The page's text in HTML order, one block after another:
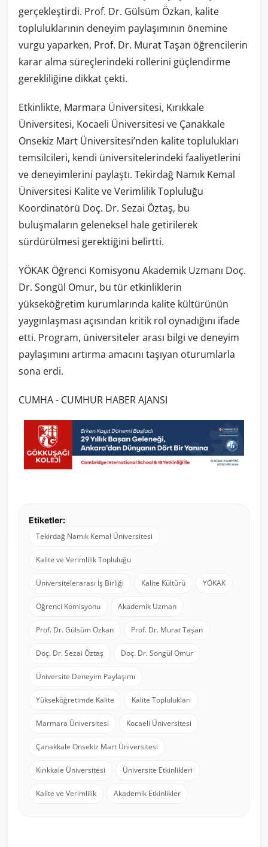
gerçekleştirdi. Prof. Dr. Gülsüm Özkan, kalite
topluluklarının deneyim paylaşımının önemine
vurgu yaparken, Prof. Dr. Murat Taşan öğrencilerin
karar alma süreçlerindeki rollerini güçlendirme
gerekliliğine dikkat çekti.
Etkinlikte, Marmara Üniversitesi, Kırıkkale
Üniversitesi, Kocaeli Üniversitesi ve Çanakkale
Onsekiz Mart Üniversitesi’nden kalite toplulukları
temsilcileri, kendi üniversitelerindeki faaliyetlerini
ve deneyimlerini paylaştı. Tekirdağ Namık Kemal
Üniversitesi Kalite ve Verimlilik Topluluğu
Koordinatörü Doç. Dr. Sezai Öztaş, bu
buluşmaların geleneksel hale getirilerek
sürdürülmesi gerektiğini belirtti.
YÖKAK Öğrenci Komisyonu Akademik Uzmanı Doç.
Dr. Songül Omur, bu tür etkinliklerin
yükseköğretim kurumlarında kalite kültürünün
yaygınlaşması açısından kritik rol oynadığını ifade
etti. Program, üniversiteler arası bilgi ve deneyim
paylaşımını artırma amacını taşıyan oturumlarla
sona erdi.
CUMHA - CUMHUR HABER AJANSI
Etiketler:
Tekirdağ Namık Kemal Üniversitesi
Kalite ve Verimlilik Topluluğu
Üniversitelerarası İş Birliği Kalite Kültürü YÖKAK
Öğrenci Komisyonu Akademik Uzman
Prof. Dr. Gülsüm Özkan Prof. Dr. Murat Taşan
Doç. Dr. Sezai Öztaş Doç. Dr. Songül Omur
Üniversite Deneyim Paylaşımı
Yükseköğretimde Kalite Kalite Toplulukları
Marmara Üniversitesi Kocaeli Üniversitesi
Çanakkale Onsekiz Mart Üniversitesi
Kırıkkale Üniversitesi Üniversite Etkinlikleri
Kalite ve Verimlilik Akademik Etkinlikler